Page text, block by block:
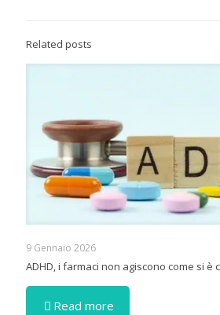
Related posts
9 Gennaio 2026
ADHD, i farmaci non agiscono come si è
Read more